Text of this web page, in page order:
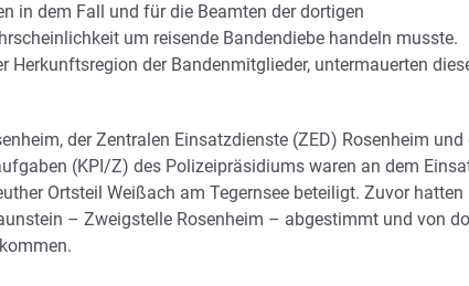
in dem Fall und für die Beamten der dortigen
um reisende Bandendiebe handeln musste.
der Bandenmitglieder, untermauerten
der Zentralen Einsatzdienste (ZED) Rosenheim und
(KPI/Z) des Polizeipräsidiums waren an dem
Ortsteil Weißach am Tegernsee beteiligt. Zuvor hatten
– Zweigstelle Rosenheim – abgestimmt und von